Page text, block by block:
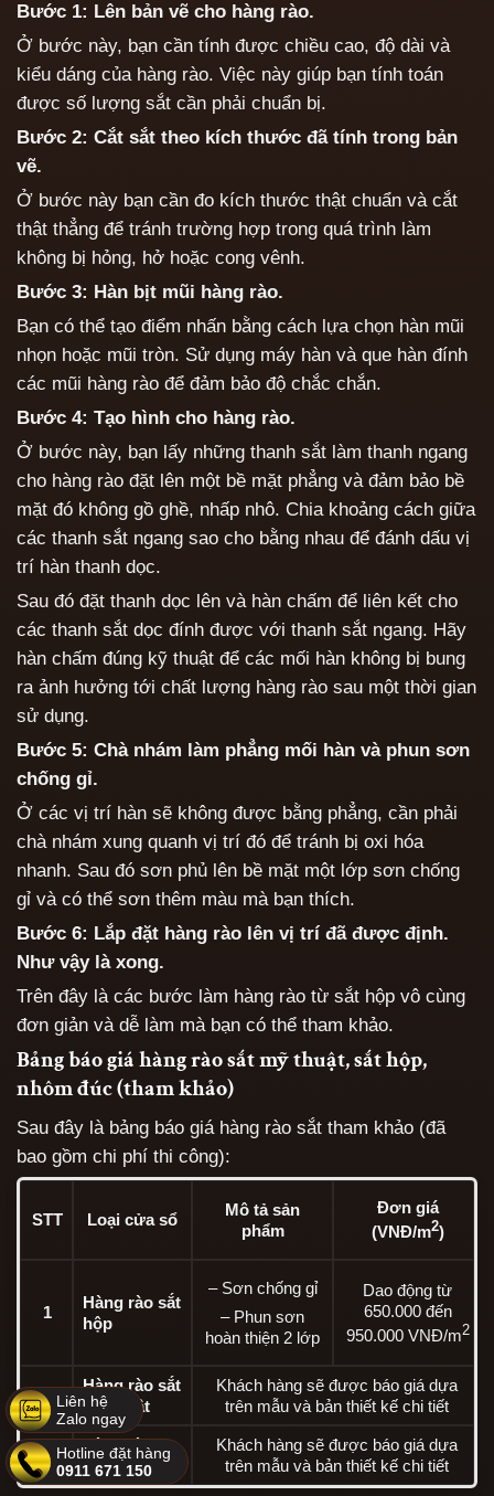
Bước 1: Lên bản vẽ cho hàng rào.
Ở bước này, bạn cần tính được chiều cao, độ dài và
kiểu dáng của hàng rào. Việc này giúp bạn tính toán
được số lượng sắt cần phải chuẩn bị.
Bước 2: Cắt sắt theo kích thước đã tính trong bản
vẽ.
Ở bước này bạn cần đo kích thước thật chuẩn và cắt
thật thẳng để tránh trường hợp trong quá trình làm
không bị hỏng, hở hoặc cong vênh.
Bước 3: Hàn bịt mũi hàng rào.
Bạn có thể tạo điểm nhấn bằng cách lựa chọn hàn mũi
nhọn hoặc mũi tròn. Sử dụng máy hàn và que hàn đính
các mũi hàng rào để đảm bảo độ chắc chắn.
Bước 4: Tạo hình cho hàng rào.
Ở bước này, bạn lấy những thanh sắt làm thanh ngang
cho hàng rào đặt lên một bề mặt phẳng và đảm bảo bề
mặt đó không gồ ghề, nhấp nhô. Chia khoảng cách giữa
các thanh sắt ngang sao cho bằng nhau để đánh dấu vị
trí hàn thanh dọc.
Sau đó đặt thanh dọc lên và hàn chấm để liên kết cho
các thanh sắt dọc đính được với thanh sắt ngang. Hãy
hàn chấm đúng kỹ thuật để các mối hàn không bị bung
ra ảnh hưởng tới chất lượng hàng rào sau một thời gian
sử dụng.
Bước 5: Chà nhám làm phẳng mối hàn và phun sơn
chống gỉ.
Ở các vị trí hàn sẽ không được bằng phẳng, cần phải
chà nhám xung quanh vị trí đó để tránh bị oxi hóa
nhanh. Sau đó sơn phủ lên bề mặt một lớp sơn chống
gỉ và có thể sơn thêm màu mà bạn thích.
Bước 6: Lắp đặt hàng rào lên vị trí đã được định.
Như vậy là xong.
Trên đây là các bước làm hàng rào từ sắt hộp vô cùng
đơn giản và dễ làm mà bạn có thể tham khảo.
Bảng báo giá hàng rào sắt mỹ thuật, sắt hộp,
nhôm đúc (tham khảo)
Sau đây là bảng báo giá hàng rào sắt tham khảo (đã
bao gồm chi phí thi công):
STT Loại cửa sổ
Mô tả sản
phẩm
Đơn giá
(VNĐ/m2)
1
Hàng rào sắt
hộp
– Sơn chống gỉ
– Phun sơn
hoàn thiện 2 lớp
Dao động từ
650.000 đến
950.000 VNĐ/m2
2
Hàng rào sắt
mỹ thuật
Khách hàng sẽ được báo giá dựa
trên mẫu và bản thiết kế chi tiết
3
Hàng rào
nhôm đúc
Khách hàng sẽ được báo giá dựa
trên mẫu và bản thiết kế chi tiết
Liên hệ
Zalo ngay
Hotline đặt hàng
0911 671 150